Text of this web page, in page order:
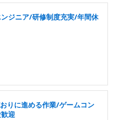
ジニア/研修制度充実/年間休
りに進める作業/ゲームコン
迎